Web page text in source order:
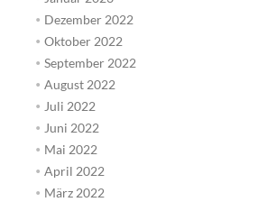
Dezember 2022
Oktober 2022
September 2022
August 2022
Juli 2022
Juni 2022
Mai 2022
April 2022
März 2022